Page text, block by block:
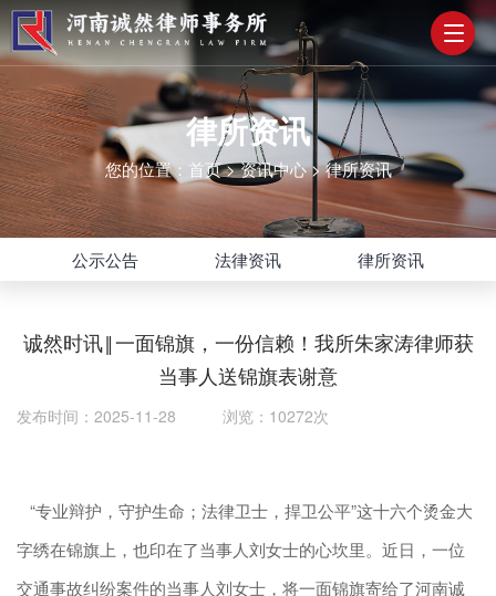
律所资讯
您的位置： 首页>资讯中心>律所资讯
公示公告 法律资讯 律所资讯
诚然时讯‖一面锦旗，一份信赖！我所朱家涛律师获
当事人送锦旗表谢意
发布时间：2025-11-28 浏览：10272次
“专业辩护，守护生命；法律卫士，捍卫公平”这十六个烫金大
字绣在锦旗上，也印在了当事人刘女士的心坎里。近日，一位
交通事故纠纷案件的当事人刘女士，将一面锦旗寄给了河南诚